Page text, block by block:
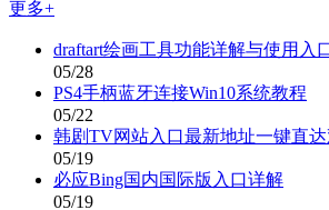
更多+
draftart绘画工具功能详解与使用入
05/28
PS4手柄蓝牙连接Win10系统教程
05/22
韩剧TV网站入口最新地址一键直
05/19
必应Bing国内国际版入口详解
05/19